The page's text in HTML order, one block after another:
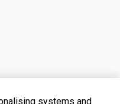
systems and